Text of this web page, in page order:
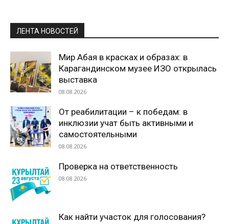
ЛЕНТА НОВОСТЕЙ
Мир Абая в красках и образах: в
Карагандинском музее ИЗО открылась
выставка
08.08.2026
От реабилитации – к победам: в
инклюзии учат быть активными и
самостоятельными
08.08.2026
Проверка на ответственность
08.08.2026
Как найти участок для голосования?